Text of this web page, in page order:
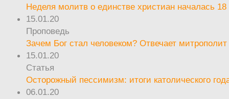
Неделя молитв о единстве христиан началась 18
15.01.20
Проповедь
Зачем Бог стал человеком? Отвечает
15.01.20
Статья
Осторожный пессимизм: итоги католического
06.01.20